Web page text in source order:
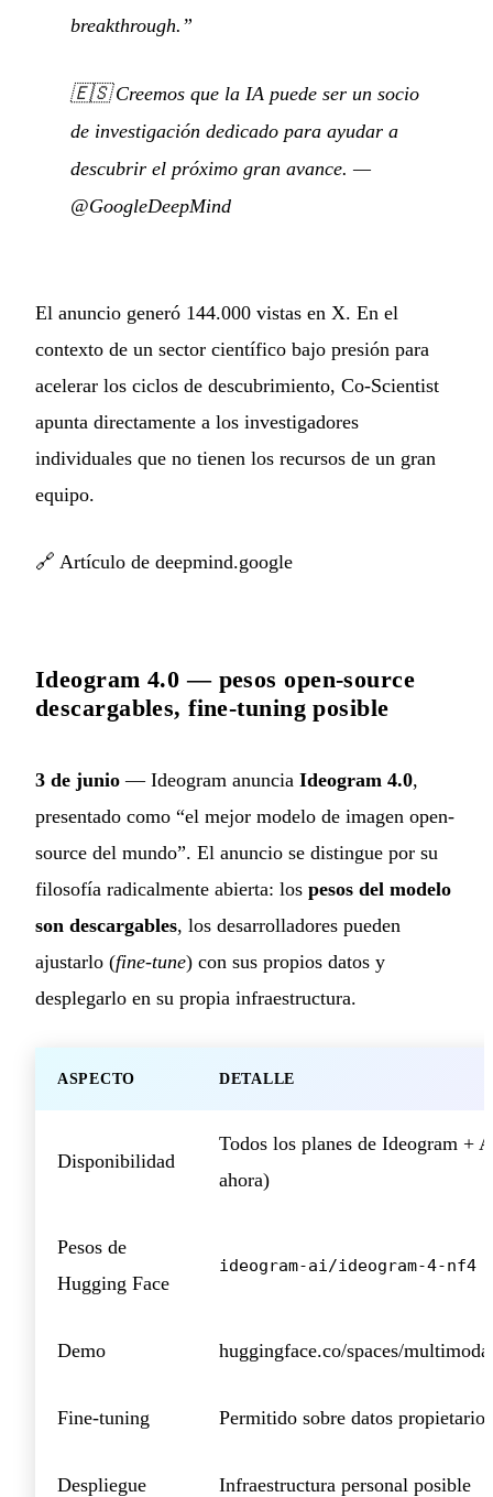
breakthrough.”
🇪🇸Creemos que la IA puede ser un socio
de investigación dedicado para ayudar a
descubrir el próximo gran avance. —
@GoogleDeepMind
El anuncio generó 144.000 vistas en X. En el
contexto de un sector científico bajo presión para
acelerar los ciclos de descubrimiento, Co-Scientist
apunta directamente a los investigadores
individuales que no tienen los recursos de un gran
equipo.
🔗 Artículo de deepmind.google
Ideogram 4.0 — pesos open-source
descargables, fine-tuning posible
3 de junio — Ideogram anuncia Ideogram 4.0,
presentado como “el mejor modelo de imagen open-
source del mundo”. El anuncio se distingue por su
filosofía radicalmente abierta: los pesos del modelo
son descargables, los desarrolladores pueden
ajustarlo (fine-tune) con sus propios datos y
desplegarlo en su propia infraestructura.
ASPECTO DETALLE
Disponibilidad
Todos los planes de Ideogram +
ahora)
Pesos de
Hugging Face
ideogram-ai/ideogram-4-nf4
Demo huggingface.co/spaces/
Fine-tuning Permitido sobre datos propietarios
Despliegue Infraestructura personal posible